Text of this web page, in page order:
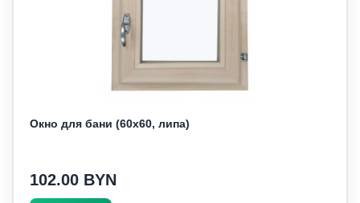
Окно для бани (60х60, липа)
102.00 BYN